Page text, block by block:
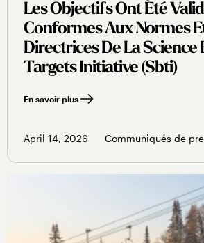
Les Objectifs Ont Été
Conformes Aux Normes
Directrices De La Science
Targets Initiative (sbti)
En savoir plus
April 14, 2026 Communiqués de